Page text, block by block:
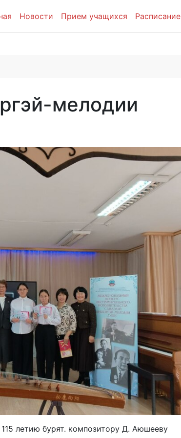
Новости Прием учащихся Расписание
мелодии
летию бурят. композитору Д. Аюшееву